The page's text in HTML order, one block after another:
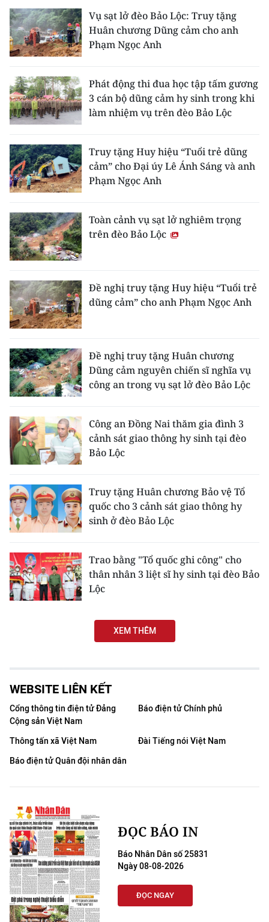
NHÂN DÂN HẰNG THÁNG
MUA BÁO
ĐỌC BÁO IN
ENGLISH
中文
FRANÇAIS
ESPAÑOL
Vụ sạt lở đèo Bảo Lộc: Truy tặng
Huân chương Dũng cảm cho anh
Phạm Ngọc Anh
Phát động thi đua học tập tấm gương
3 cán bộ dũng cảm hy sinh trong khi
làm nhiệm vụ trên đèo Bảo Lộc
Truy tặng Huy hiệu “Tuổi trẻ dũng
cảm” cho Đại úy Lê Ánh Sáng và anh
Phạm Ngọc Anh
Toàn cảnh vụ sạt lở nghiêm trọng
trên đèo Bảo Lộc
Đề nghị truy tặng Huy hiệu “Tuổi trẻ
dũng cảm” cho anh Phạm Ngọc Anh
Đề nghị truy tặng Huân chương
Dũng cảm nguyên chiến sĩ nghĩa vụ
công an trong vụ sạt lở đèo Bảo Lộc
Công an Đồng Nai thăm gia đình 3
cảnh sát giao thông hy sinh tại đèo
Bảo Lộc
Truy tặng Huân chương Bảo vệ Tổ
quốc cho 3 cảnh sát giao thông hy
sinh ở đèo Bảo Lộc
Trao bằng "Tổ quốc ghi công" cho
thân nhân 3 liệt sĩ hy sinh tại đèo Bảo
Lộc
XEM THÊM
WEBSITE LIÊN KẾT
Cổng thông tin điện tử Đảng
Cộng sản Việt Nam
Báo điện tử Chính phủ
Thông tấn xã Việt Nam
Đài Tiếng nói Việt Nam
Báo điện tử Quân đội nhân dân
ĐỌC BÁO IN
Báo Nhân Dân số 25831
Ngày 08-08-2026
ĐỌC NGAY